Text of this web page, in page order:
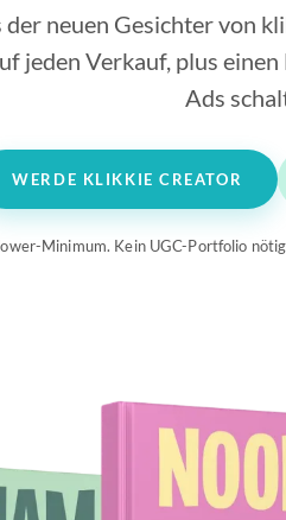
der neuen Gesichter von
jeden Verkauf, plus
Ads
WERDE KLIKKIE CREATOR
Minimum. Kein UGC-Portfolio